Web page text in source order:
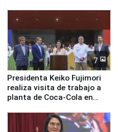
7
Presidenta Keiko Fujimori
realiza visita de trabajo a
planta de Coca-Cola en